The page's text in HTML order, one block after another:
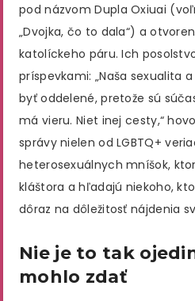
pod názvom Dupla Oxiuai
„Dvojka, čo to dala“) a
katolíckeho páru. Ich
príspevkami: „Naša sexualita
byť oddelené, pretože sú
má vieru. Niet inej cesty,“
správy nielen od LGBTQ+
heterosexuálnych mníšok,
kláštora a hľadajú niekoho,
dôraz na dôležitosť nájdenia
Nie je to tak
mohlo zdať